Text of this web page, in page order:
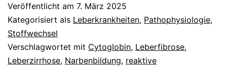
Veröffentlicht am 7. März 2025
Kategorisiert als Leberkrankheiten, Pathophysiologie,
Stoffwechsel
Verschlagwortet mit Cytoglobin, Leberfibrose,
Leberzirrhose, Narbenbildung, reaktive